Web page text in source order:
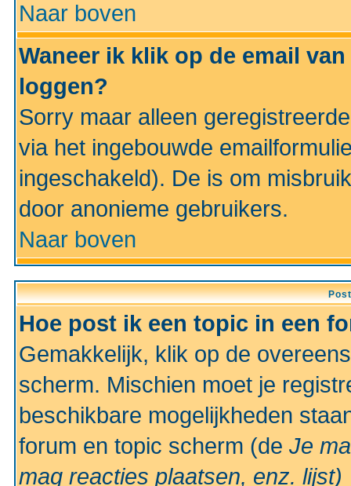
Naar boven
Waneer ik klik op de email
loggen?
Sorry maar alleen
via het ingebouwde
ingeschakeld). De is om
door anonieme gebruikers.
Naar boven
Hoe post ik een topic in een
Gemakkelijk, klik op de
scherm. Mischien moet je
beschikbare mogelijkheden
forum en topic scherm (de Je
mag reacties plaatsen, enz. lijst)